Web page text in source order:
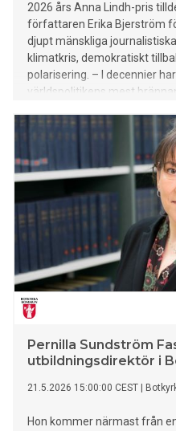
2026 års Anna Lindh-pris
författaren Erika Bjerström
djupt mänskliga
klimatkris, demokratiskt
polarisering. – I decennier
världspolitikens mest
på demokrati och det
Linde, ordförande i Anna
Anna Lindhs minnesfond ut
2026 tilldelas den
Blankspot ger röst åt
etablerade makt- och
stärks journalistikens
oberoende genom att
finansieras av sina läsare,
100 000 kronor vardera och
ceremoni i Stockholm den 15
Pernilla Sundström
utbildningsdirektör i
21.5.2026 15:00:00 CEST
Hon kommer närmast från